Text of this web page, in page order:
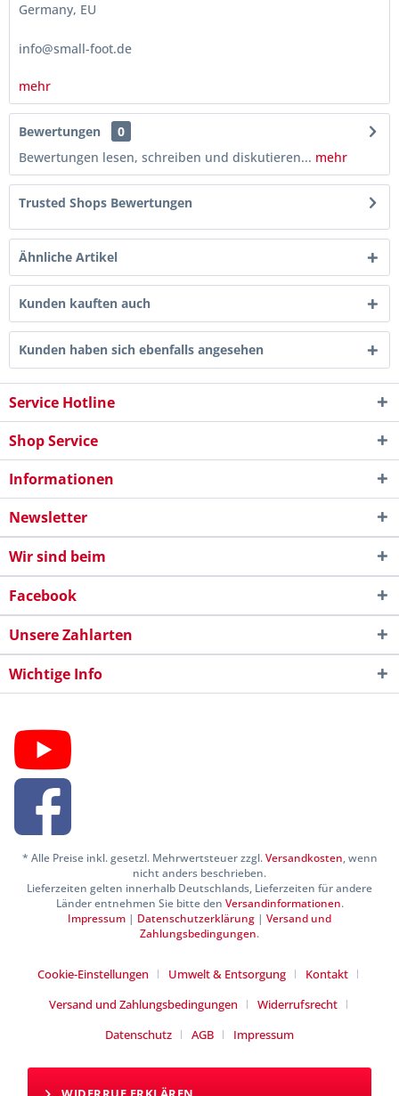
Germany, EU
info@small-foot.de
mehr
Bewertungen
0
Bewertungen lesen, schreiben und diskutieren... mehr
Trusted Shops Bewertungen
Ähnliche Artikel
Kunden kauften auch
Kunden haben sich ebenfalls angesehen
Service Hotline
Shop Service
Informationen
Newsletter
Wir sind beim
Facebook
Unsere Zahlarten
Wichtige Info
* Alle Preise inkl. gesetzl. Mehrwertsteuer zzgl.Versandkosten, wenn
nicht anders beschrieben.
Lieferzeiten gelten innerhalb Deutschlands, Lieferzeiten für andere
Länder entnehmen Sie bitte den Versandinformationen.
Impressum | Datenschutzerklärung | Versand und
Zahlungsbedingungen.
Cookie-Einstellungen Umwelt & Entsorgung
Kontakt
Versand und Zahlungsbedingungen
Widerrufsrecht
Datenschutz
AGB Impressum